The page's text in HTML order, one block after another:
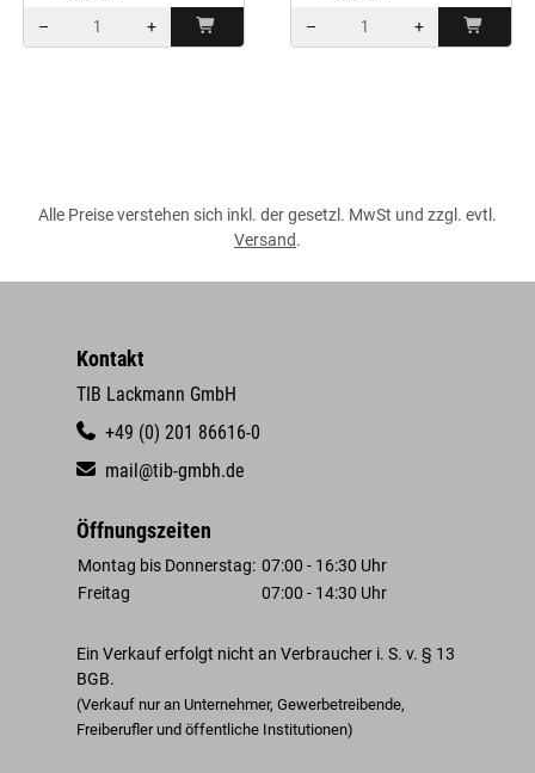
–
+
–
+
Alle Preise verstehen sich inkl. der gesetzl. MwSt und zzgl. evtl.
Versand.
Kontakt
TIB Lackmann GmbH
+49 (0) 201 86616-0
mail@tib-gmbh.de
Öffnungszeiten
Montag bis Donnerstag: 07:00 - 16:30 Uhr
Freitag
07:00 - 14:30 Uhr
Ein Verkauf erfolgt nicht an Verbraucher i. S. v. § 13
BGB.
(Verkauf nur an Unternehmer, Gewerbetreibende,
Freiberufler und öffentliche Institutionen)